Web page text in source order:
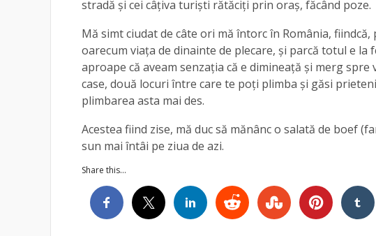
stradă și cei câțiva turiști rătăciți prin oraș, făcând poze.
Mă simt ciudat de câte ori mă întorc în România,
oarecum viața de dinainte de plecare, și parcă totul e
aproape că aveam senzația că e dimineață și merg
case, două locuri între care te poți plimba și găsi
plimbarea asta mai des.
Acestea fiind zise, mă duc să mănânc o salată de boef
sun mai întâi pe ziua de azi.
Share this...